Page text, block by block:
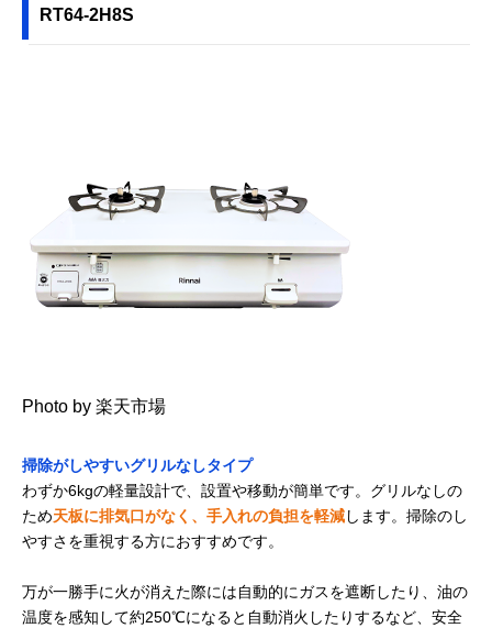
RT64-2H8S
Photo by 楽天市場
掃除がしやすいグリルなしタイプ
わずか6kgの軽量設計で、設置や移動が簡単です。グリルなしの
ため天板に排気口がなく、手入れの負担を軽減します。掃除のし
やすさを重視する方におすすめです。
万が一勝手に火が消えた際には自動的にガスを遮断したり、油の
温度を感知して約250℃になると自動消火したりするなど、安全